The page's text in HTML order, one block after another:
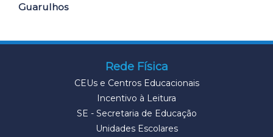
Guarulhos
Rede Física
CEUs e Centros Educacionais
Incentivo à Leitura
SE - Secretaria de Educação
Unidades Escolares